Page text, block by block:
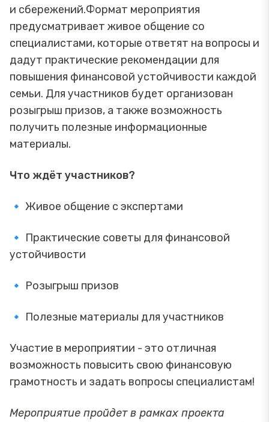
и сбережений.Формат мероприятия
предусматривает живое общение со
специалистами, которые ответят на вопросы и
дадут практические рекомендации для
повышения финансовой устойчивости каждой
семьи. Для участников будет организован
розыгрыш призов, а также возможность
получить полезные информационные
материалы.
Что ждёт участников?
🔹 Живое общение с экспертами
🔹 Практические советы для финансовой
устойчивости
🔹 Розыгрыш призов
🔹 Полезные материалы для участников
Участие в мероприятии - это отличная
возможность повысить свою финансовую
грамотность и задать вопросы специалистам!
Мероприятие пройдет в рамках проекта